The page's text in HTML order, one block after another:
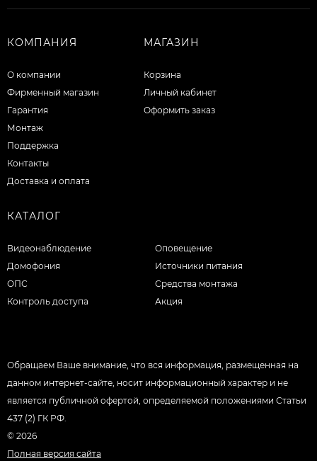
КОМПАНИЯ
О компании
Фирменный магазин
Гарантия
Монтаж
Поддержка
Контакты
Доставка и оплата
МАГАЗИН
Корзина
Личный кабинет
Оформить заказ
КАТАЛОГ
Видеонаблюдение
Домофония
ОПС
Контроль доступа
Оповещение
Источники питания
Средства монтажа
Акция
Обращаем Ваше внимание, что вся информация, размещенная на
данном интернет-сайте, носит информационный характер и не
является публичной офертой, определяемой положениями Статьи
437 (2) ГК РФ.
© 2026
Полная версия сайта